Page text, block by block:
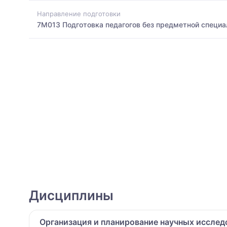
Направление подготовки
7M013 Подготовка педагогов без предметной
Дисциплины
Организация и планирование научных